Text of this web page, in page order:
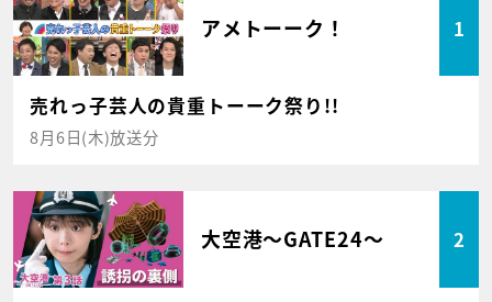
アメトーーク！ 1
売れっ子芸人の貴重トーーク祭り!!
8月6日(木)放送分
大空港～GATE24～ 2